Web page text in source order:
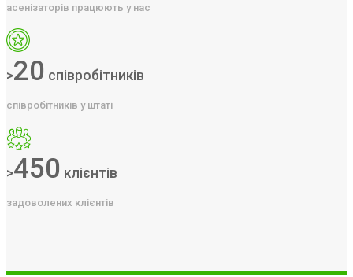
асенізаторів працюють у нас
>20 співробітників
співробітників у штаті
>450 клієнтів
задоволених клієнтів